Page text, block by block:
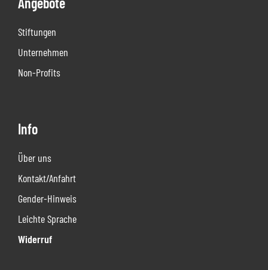
Stiftungen
Unternehmen
Non-Profits
Info
Über uns
Kontakt/Anfahrt
Gender-Hinweis
Leichte Sprache
Widerruf